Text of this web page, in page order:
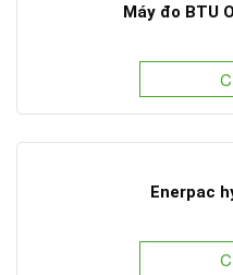
Máy đo BTU
Enerpac